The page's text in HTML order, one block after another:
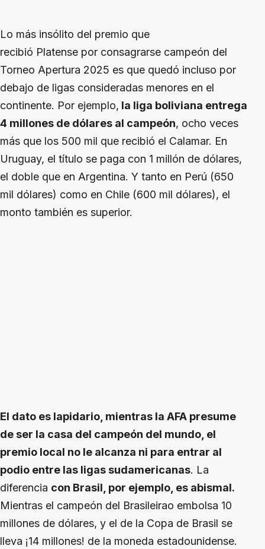
Lo más insólito del premio que
recibió Platense por consagrarse campeón del
Torneo Apertura 2025 es que quedó incluso por
debajo de ligas consideradas menores en el
continente. Por ejemplo, la liga boliviana entrega
4 millones de dólares al campeón, ocho veces
más que los 500 mil que recibió el Calamar. En
Uruguay, el título se paga con 1 millón de dólares,
el doble que en Argentina. Y tanto en Perú (650
mil dólares) como en Chile (600 mil dólares), el
monto también es superior.
El dato es lapidario, mientras la AFA presume
de ser la casa del campeón del mundo, el
premio local no le alcanza ni para entrar al
podio entre las ligas sudamericanas. La
diferencia con Brasil, por ejemplo, es abismal.
Mientras el campeón del Brasileirao embolsa 10
millones de dólares, y el de la Copa de Brasil se
lleva ¡14 millones! de la moneda estadounidense.